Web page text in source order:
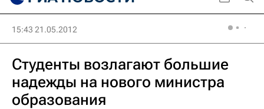
15:43 21.05.2012
Студенты возлагают большие
надежды на нового министра
образования